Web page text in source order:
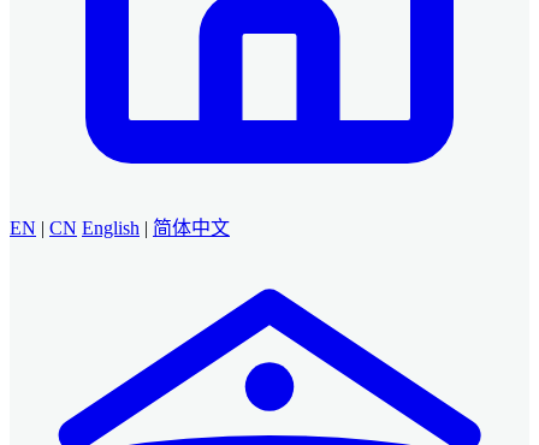
EN | CN English | 简体中文